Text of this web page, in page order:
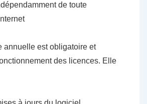
de toute
annuelle est obligatoire et
des licences. Elle